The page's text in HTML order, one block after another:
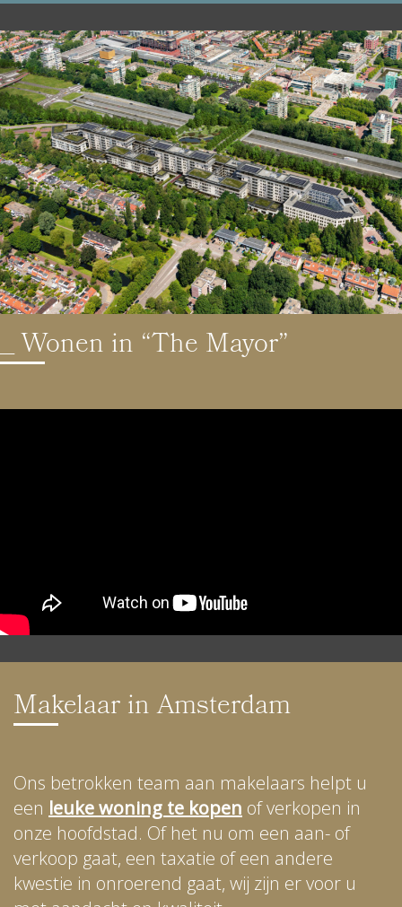
_ Wonen in “The Mayor”
Makelaar in Amsterdam
Ons betrokken team aan makelaars helpt u
een leuke woning te kopen of verkopen in
onze hoofdstad. Of het nu om een aan- of
verkoop gaat, een taxatie of een andere
kwestie in onroerend gaat, wij zijn er voor u